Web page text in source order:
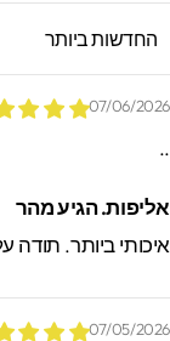
SORT
07/06/
הגיע מהר
ביותר. תודה
07/05/